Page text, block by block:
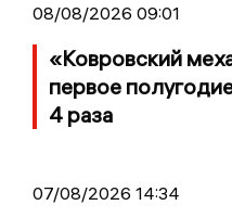
08/08/2026 09:01
«Ковровский
первое
4 раза
07/08/2026 14:34